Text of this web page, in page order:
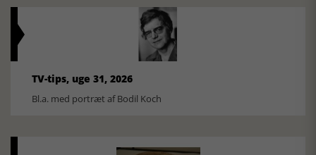
TV-tips, uge 31, 2026
Bl.a. med portræt af Bodil Koch